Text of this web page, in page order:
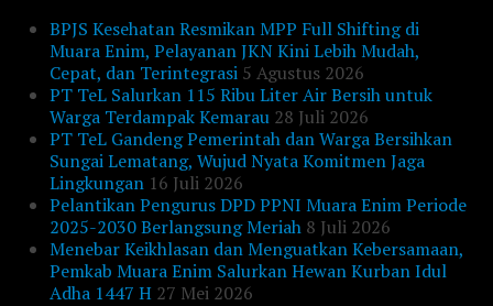
BPJS Kesehatan Resmikan MPP Full Shifting di
Muara Enim, Pelayanan JKN Kini Lebih Mudah,
Cepat, dan Terintegrasi 5 Agustus 2026
PT TeL Salurkan 115 Ribu Liter Air Bersih untuk
Warga Terdampak Kemarau 28 Juli 2026
PT TeL Gandeng Pemerintah dan Warga Bersihkan
Sungai Lematang, Wujud Nyata Komitmen Jaga
Lingkungan 16 Juli 2026
Pelantikan Pengurus DPD PPNI Muara Enim Periode
2025-2030 Berlangsung Meriah 8 Juli 2026
Menebar Keikhlasan dan Menguatkan Kebersamaan,
Pemkab Muara Enim Salurkan Hewan Kurban Idul
Adha 1447 H 27 Mei 2026